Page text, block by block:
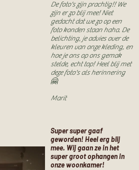
De foto's zijn prachtig!! We
zijn er zo blij mee! Niet
gedacht dat we zo op een
foto konden staan haha. De
belichting, je advies over de
kleuren van onze kleding, en
hoe je ons op ons gemak
stelde, echt top! Heel blij met
deze foto's als herinnering
🤗
Marit
Super super gaaf
geworden! Heel erg blij
mee. Wij gaan ze in het
super groot ophangen in
onze woonkamer!